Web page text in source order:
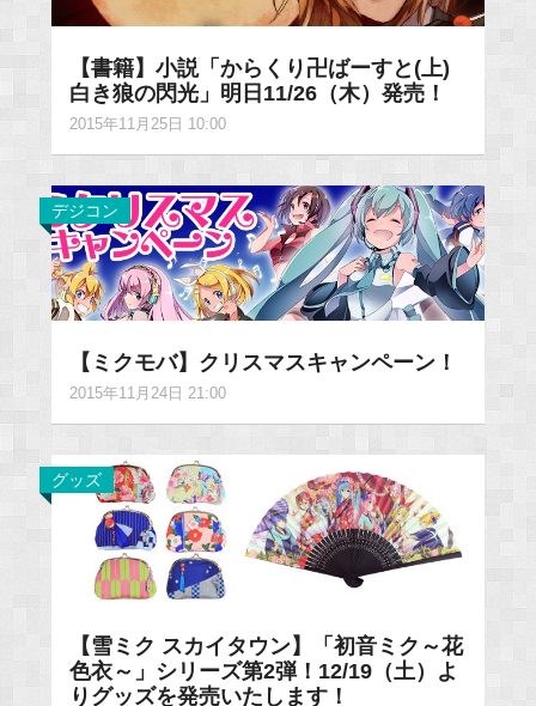
【書籍】小説「からくり卍ばーすと(上)
白き狼の閃光」明日11/26（木）発売！
2015年11月25日 10:00
デジコン
【ミクモバ】クリスマスキャンペーン！
2015年11月24日 21:00
グッズ
【雪ミク スカイタウン】「初音ミク～花
色衣～」シリーズ第2弾！12/19（土）よ
りグッズを発売いたします！